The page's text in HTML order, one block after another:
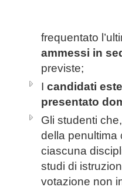
frequentato
ammessi in
previste;
I candidati
presentato
Gli studenti
della penultima
ciascuna
studi di
votazione non